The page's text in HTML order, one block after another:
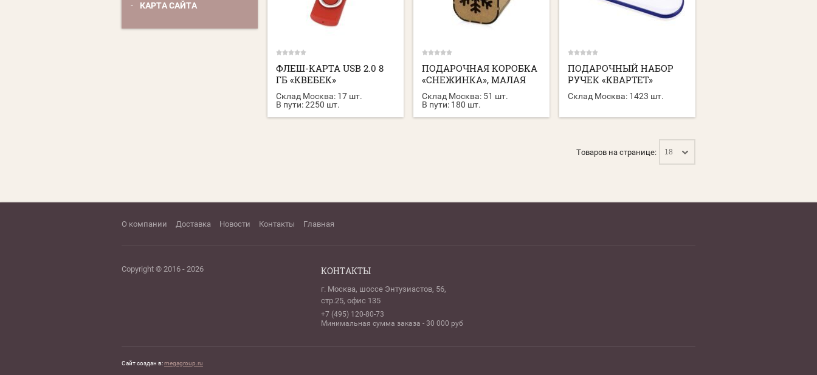
КАРТА САЙТА
ФЛЕШ-КАРТА USB 2.0 8
ГБ «КВЕБЕК»
Склад Москва: 17 шт.
В пути:2250 шт.
ПОДАРОЧНАЯ КОРОБКА
«СНЕЖИНКА», МАЛАЯ
Склад Москва: 51 шт.
В пути: 180 шт.
ПОДАРОЧНЫЙ НАБОР
РУЧЕК «КВАРТЕТ»
Склад Москва: 1423 шт.
Товаров на странице: 18
О компании Доставка Новости Контакты Главная
Copyright © 2016 - 2026 КОНТАКТЫ
г. Москва, шоссе Энтузиастов, 56,
стр.25, офис 135
+7 (495) 120-80-73
Минимальная сумма заказа - 30 000 руб
Сайт создан в:megagroup.ru